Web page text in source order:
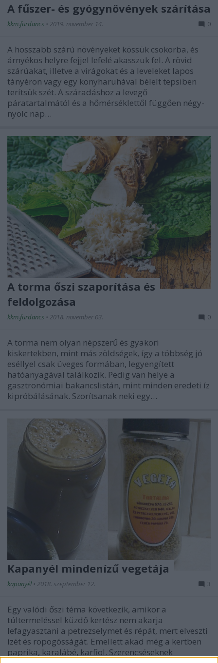
A fűszer- és gyógynövények szárítása
kkm.furdancs • 2019. november 14. 0
A hosszabb szárú növényeket kössük csokorba, és
árnyékos helyre fejjel lefelé akasszuk fel. A rövid
szárúakat, illetve a virágokat és a leveleket lapos
tányéron vagy egy konyharuhával bélelt tepsiben
terítsük szét. A száradáshoz a levegő
páratartalmától és a hőmérséklettől függően négy-
nyolc nap…
A torma őszi szaporítása és
feldolgozása
kkm.furdancs • 2018. november 03. 0
A torma nem olyan népszerű és gyakori
kiskertekben, mint más zöldségek, így a többség jó
eséllyel csak üveges formában, legyengített
hatóanyagával találkozik. Pedig van helye a
gasztronómiai bakancslistán, mint minden eredeti íz
kipróbálásának. Szorítsanak neki egy…
Kapanyél mindenízű vegetája
kapanyél • 2018. szeptember 12. 3
Egy valódi őszi téma következik, amikor a
túltermeléssel küzdő kertész nem akarja
lefagyasztani a petrezselymet és répát, mert elveszti
ízét és ropogósságát. Emellett akad még a kertben
paprika, karalábé, karfiol. Szerencséseknek